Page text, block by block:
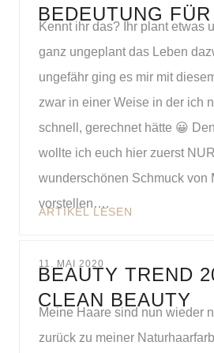
EDEUTUNG FÜR
Kennt ihr das? Ihr plant etwas
ganz ungeplant das Leben
ungefähr ging es mir mit
zwar in einer Weise in der ich
schnell, gerechnet hätte 😀
wollte ich euch hier zuerst
wunderschönen Schmuck von
vorstellen….
ARTIKEL LESEN
11. MAI 2020
BEAUTY TREND
CLEAN BEAUTY
Meine Haare sind nun wieder
zurück zu meiner